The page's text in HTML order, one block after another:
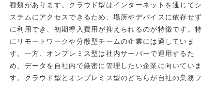
種類があります。クラウド型はインターネットを通じてシ
ステムにアクセスできるため、場所やデバイスに依存せず
に利用でき、初期導入費用が抑えられるのが特徴です。特
にリモートワークや分散型チームの企業には適していま
す。一方、オンプレミス型は社内サーバーで運用するた
め、データを自社内で厳密に管理したい企業に向いていま
す。クラウド型とオンプレミス型のどちらが自社の業務フ